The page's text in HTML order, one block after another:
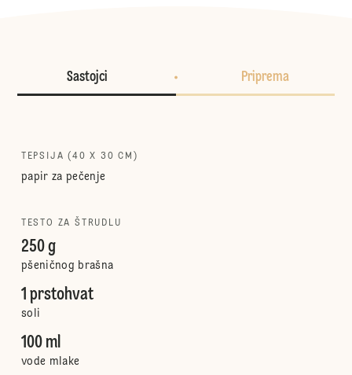
Sastojci Priprema
TEPSIJA (40 X 30 CM)
papir za pečenje
TESTO ZA ŠTRUDLU
250 g
pšeničnog brašna
1 prstohvat
soli
100 ml
vode mlake